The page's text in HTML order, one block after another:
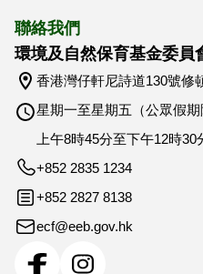
聯絡我們
環境及自然保育基金委員
香港灣仔軒尼詩道130號修
星期一至星期五（公眾假期
上午8時45分至下午12時
+852 2835 1234
+852 2827 8138
ecf@eeb.gov.hk